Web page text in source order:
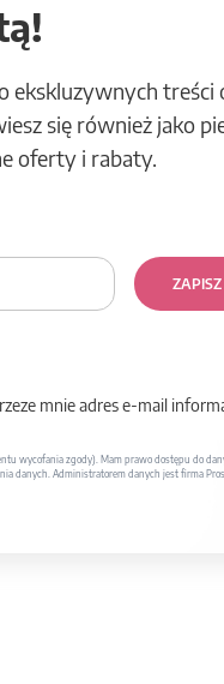
ekskluzywnych treści
się również jako
oferty i rabaty.
mnie adres e-mail
wycofania zgody). Mam prawo dostępu do
Administratorem danych jest firma